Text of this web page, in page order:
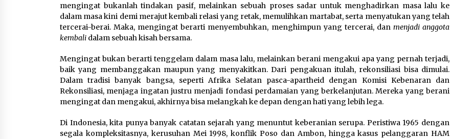
mengingat bukanlah tindakan pasif, melainkan sebuah proses sadar untuk menghadirkan masa lalu ke
dalam masa kini demi merajut kembali relasi yang retak, memulihkan martabat, serta menyatukan yang telah
tercerai-berai. Maka, mengingat berarti menyembuhkan, menghimpun yang tercerai, dan menjadi anggota
kembali dalam sebuah kisah bersama.
Mengingat bukan berarti tenggelam dalam masa lalu, melainkan berani mengakui apa yang pernah terjadi,
baik yang membanggakan maupun yang menyakitkan. Dari pengakuan itulah, rekonsiliasi bisa dimulai.
Dalam tradisi banyak bangsa, seperti Afrika Selatan pasca-apartheid dengan Komisi Kebenaran dan
Rekonsiliasi, menjaga ingatan justru menjadi fondasi perdamaian yang berkelanjutan. Mereka yang berani
mengingat dan mengakui, akhirnya bisa melangkah ke depan dengan hati yang lebih lega.
Di Indonesia, kita punya banyak catatan sejarah yang menuntut keberanian serupa. Peristiwa 1965 dengan
segala kompleksitasnya, kerusuhan Mei 1998, konflik Poso dan Ambon, hingga kasus pelanggaran HAM